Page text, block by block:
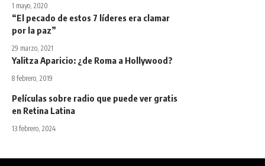
1 mayo, 2020
“El pecado de estos 7 líderes era clamar
por la paz”
29 marzo, 2021
Yalitza Aparicio: ¿de Roma a Hollywood?
8 febrero, 2019
Películas sobre radio que puede ver gratis
en Retina Latina
13 febrero, 2024